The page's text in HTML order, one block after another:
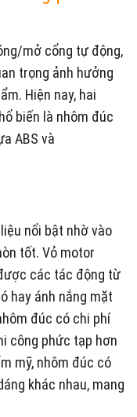
mở cổng tự động,
trọng ảnh hưởng
Hiện nay, hai
biến là nhôm đúc
ABS và
nổi bật nhờ vào
tốt. Vỏ motor
các tác động từ
hay ánh nắng mặt
đúc có chi phí
công phức tạp hơn
mỹ, nhôm đúc có
khác nhau, mang